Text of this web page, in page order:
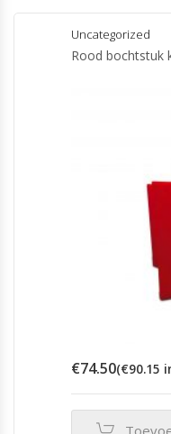
Uncategorized
Rood bochtstuk
€74.50(€90.15